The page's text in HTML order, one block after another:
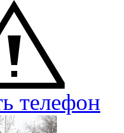
телефон